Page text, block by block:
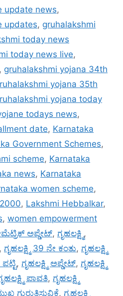
update news,
updates, gruhalakshmi
today news
today news live,
, gruhalakshmi yojana 34th
yojana 35th
yojana today
todays news,
date, Karnataka
Government Schemes,
scheme, Karnataka
news, Karnataka
women scheme,
, Lakshmi Hebbalkar,
, women empowerment
ಅಪ್ಡೇಟ್, ಗೃಹಲಕ್ಷ್ಮಿ ,
, ಗೃಹಲಕ್ಷ್ಮಿ 39 ನೇ ಕಂತು, ಗೃಹಲಕ್ಷ್ಮಿ
, ಗೃಹಲಕ್ಷ್ಮಿ ಅಪ್ಡೇಟ್, ಗೃಹಲಕ್ಷ್ಮಿ
ಪಾವತಿ, ಗೃಹಲಕ್ಷ್ಮಿ
ಗುರುತಿಸುವಿಕೆ, ಗೃಹಲಕ್ಷ್ಮಿ